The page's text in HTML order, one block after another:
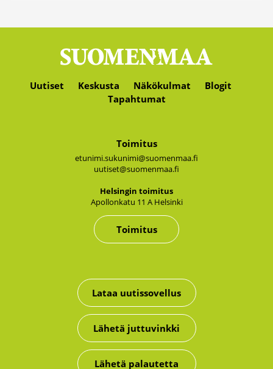
Uutiset Keskusta Näkökulmat
Blogit
Tapahtumat
Toimitus
etunimi.sukunimi@suomenmaa.fi
uutiset@suomenmaa.fi
Hel­sin­gin toi­mi­tus
Apol­lon­ka­tu 11 A Hel­sin­ki
Toimitus
Lataa uutissovellus
Lähetä juttuvinkki
Lähetä palautetta